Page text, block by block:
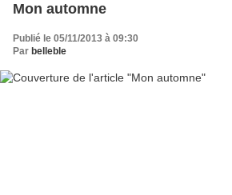
Mon automne
Publié le 05/11/2013 à 09:30
Par belleble